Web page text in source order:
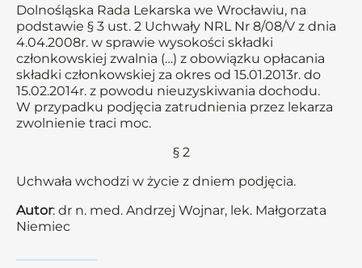
Dolnośląska Rada Lekarska we Wrocławiu, na
podstawie § 3 ust. 2 Uchwały NRL Nr 8/08/V z dnia
4.04.2008r. w sprawie wysokości składki
członkowskiej zwalnia (…) z obowiązku opłacania
składki członkowskiej za okres od 15.01.2013r. do
15.02.2014r. z powodu nieuzyskiwania dochodu.
W przypadku podjęcia zatrudnienia przez lekarza
zwolnienie traci moc.
§ 2
Uchwała wchodzi w życie z dniem podjęcia.
Autor: dr n. med. Andrzej Wojnar, lek. Małgorzata
Niemiec